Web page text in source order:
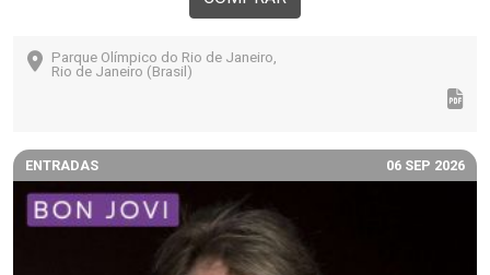
Parque Olímpico do Rio de Janeiro,
Rio de Janeiro (Brasil)
ENTRADAS 06 SEP 2026